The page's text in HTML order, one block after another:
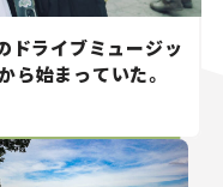
ドライブミュージッ
ら始まっていた。